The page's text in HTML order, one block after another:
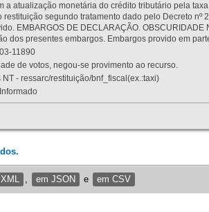
a atualização monetária do crédito tributário pela
segundo tratamento dado pelo Decreto nº
EMBARGOS DE DECLARAÇÃO.
dos presentes embargos. Embargos provido em
11890
de votos, negou-se provimento ao recurso.
NT - ressarc/restituição/bnf_fiscal(ex.:taxi)
em JSON e em CSV